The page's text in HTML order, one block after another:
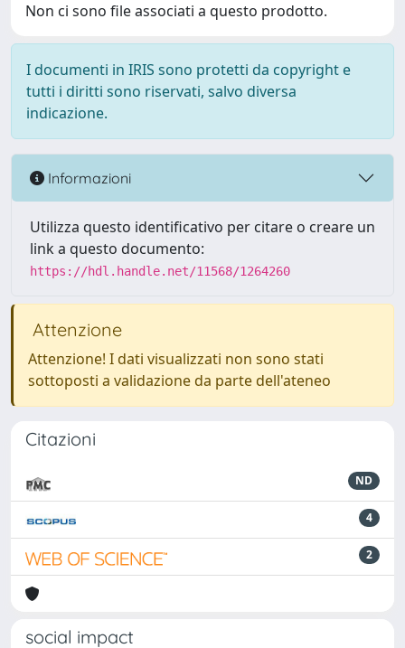
Non ci sono file associati a questo prodotto.
I documenti in IRIS sono protetti da copyright e
tutti i diritti sono riservati, salvo diversa
indicazione.
Informazioni
Utilizza questo identificativo per citare o creare un
link a questo documento:
https://hdl.handle.net/11568/1264260
Attenzione
Attenzione! I dati visualizzati non sono stati
sottoposti a validazione da parte dell'ateneo
Citazioni
ND
4
2
social impact